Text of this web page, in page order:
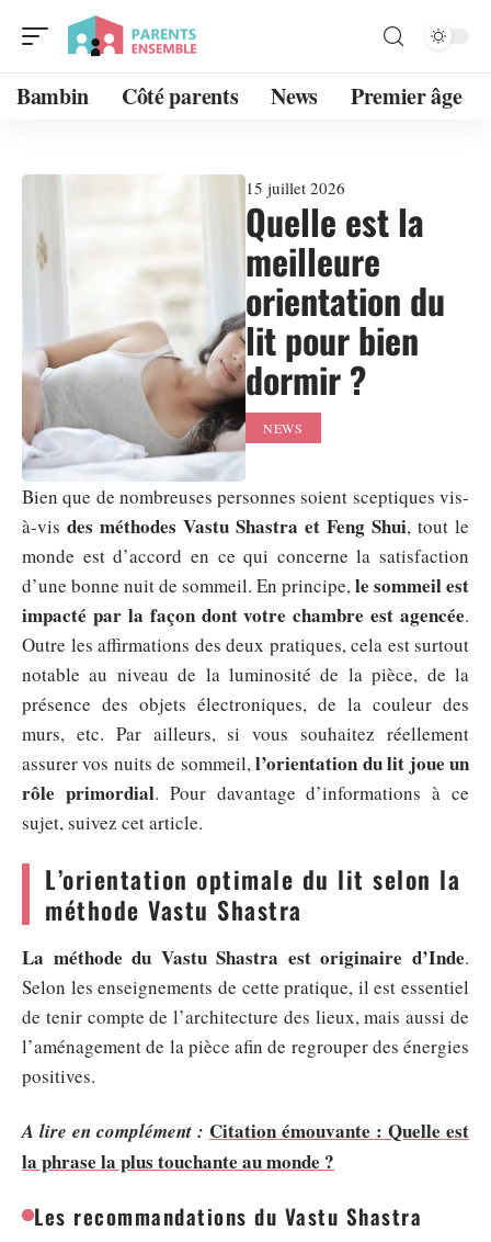
Bambin Côté parents News Premier âge
15 juillet 2026
Quelle est la
meilleure
orientation du
lit pour bien
dormir ?
NEWS
Bien que de nombreuses personnes soient sceptiques vis-
à-vis des méthodes Vastu Shastra et Feng Shui, tout le
monde est d’accord en ce qui concerne la satisfaction
d’une bonne nuit de sommeil. En principe,le sommeil est
impacté par la façon dont votre chambre est agencée.
Outre les affirmations des deux pratiques, cela est surtout
notable au niveau de la luminosité de la pièce, de la
présence des objets électroniques, de la couleur des
murs, etc. Par ailleurs, si vous souhaitez réellement
assurer vos nuits de sommeil,l’orientation du lit joue un
rôle primordial. Pour davantage d’informations à ce
sujet, suivez cet article.
L’orientation optimale du lit selon la
méthode Vastu Shastra
La méthode du Vastu Shastra est originaire d’Inde.
Selon les enseignements de cette pratique, il est essentiel
de tenir compte de l’architecture des lieux, mais aussi de
l’aménagement de la pièce afin de regrouper des énergies
positives.
A lire en complément : Citation émouvante : Quelle est
la phrase la plus touchante au monde ?
Les recommandations du Vastu Shastra